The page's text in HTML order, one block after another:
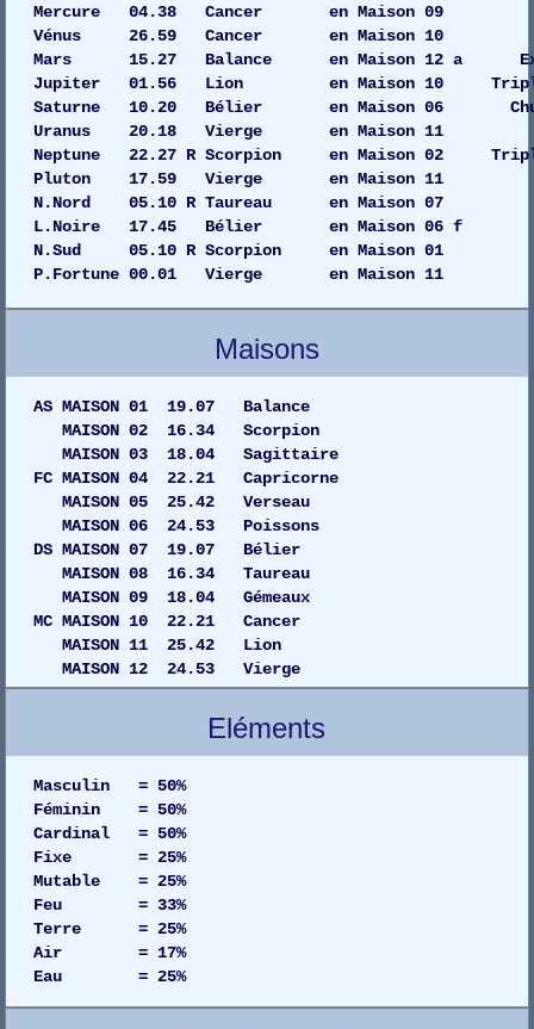
Mercure 04.38 Cancer en
Vénus 26.59 Cancer en
Mars 15.27 Balance en Maison 12 a
Jupiter 01.56 Lion en Maison 10
Saturne 10.20 Bélier en Maison 06
Uranus 20.18 Vierge en
Neptune 22.27 R Scorpion en Maison 02
Pluton 17.59 Vierge en
N.Nord 05.10 R Taureau en Maison 07
L.Noire 17.45 Bélier en Maison 06 f
N.Sud 05.10 R Scorpion en Maison 01
P.Fortune 00.01 Vierge en Maison 11
Maisons
AS MAISON 01 19.07 Balance
MAISON 02 16.34 Scorpion
MAISON 03 18.04 Sagittaire
FC MAISON 04 22.21 Capricorne
MAISON 05 25.42 Verseau
MAISON 06 24.53 Poissons
DS MAISON 07 19.07 Bélier
MAISON 08 16.34 Taureau
MAISON 09 18.04 Gémeaux
MC MAISON 10 22.21 Cancer
MAISON 11 25.42 Lion
MAISON 12 24.53 Vierge
Eléments
Masculin = 50%
Féminin = 50%
Cardinal = 50%
Fixe = 25%
Mutable = 25%
Feu = 33%
Terre = 25%
Air = 17%
Eau = 25%